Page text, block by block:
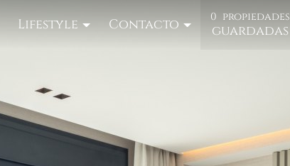
Lifestyle Contacto 0 propiedades
guardadas